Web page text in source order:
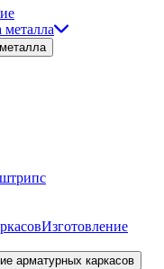
металла
Изготовление
арматурных каркасов